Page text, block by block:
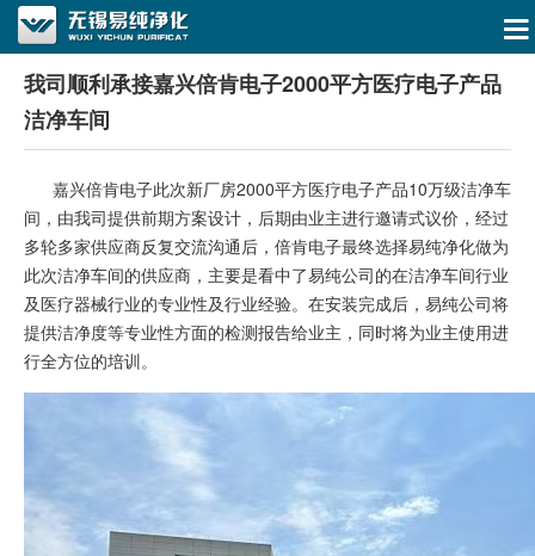
我司顺利承接嘉兴倍肯电子2000平方医疗电子产品
洁净车间
嘉兴倍肯电子此次新厂房2000平方医疗电子产品10万级洁净车
间，由我司提供前期方案设计，后期由业主进行邀请式议价，经过
多轮多家供应商反复交流沟通后，倍肯电子最终选择易纯净化做为
此次洁净车间的供应商，主要是看中了易纯公司的在洁净车间行业
及医疗器械行业的专业性及行业经验。在安装完成后，易纯公司将
提供洁净度等专业性方面的检测报告给业主，同时将为业主使用进
行全方位的培训。